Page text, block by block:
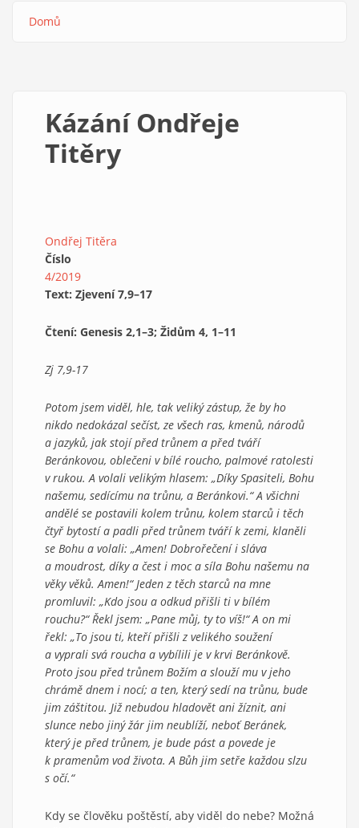
Domů
Kázání Ondřeje
Titěry
Ondřej Titěra
Číslo
4/2019
Text: Zjevení 7,9–17
Čtení: Genesis 2,1–3; Židům 4, 1–11
Zj 7,9-17
Potom jsem viděl, hle, tak veliký zástup, že by ho
nikdo nedokázal sečíst, ze všech ras, kmenů, národů
a jazyků, jak stojí před trůnem a před tváří
Beránkovou, oblečeni v bílé roucho, palmové ratolesti
v rukou. A volali velikým hlasem: „Díky Spasiteli, Bohu
našemu, sedícímu na trůnu, a Beránkovi.“ A všichni
andělé se postavili kolem trůnu, kolem starců i těch
čtyř bytostí a padli před trůnem tváří k zemi, klaněli
se Bohu a volali: „Amen! Dobrořečení i sláva
a moudrost, díky a čest i moc a síla Bohu našemu na
věky věků. Amen!“ Jeden z těch starců na mne
promluvil: „Kdo jsou a odkud přišli ti v bílém
rouchu?“ Řekl jsem: „Pane můj, ty to víš!“ A on mi
řekl: „To jsou ti, kteří přišli z velikého soužení
a vyprali svá roucha a vybílili je v krvi Beránkově.
Proto jsou před trůnem Božím a slouží mu v jeho
chrámě dnem i nocí; a ten, který sedí na trůnu, bude
jim záštitou. Již nebudou hladovět ani žíznit, ani
slunce nebo jiný žár jim neublíží, neboť Beránek,
který je před trůnem, je bude pást a povede je
k pramenům vod života. A Bůh jim setře každou slzu
s očí.“
Kdy se člověku poštěstí, aby viděl do nebe? Možná